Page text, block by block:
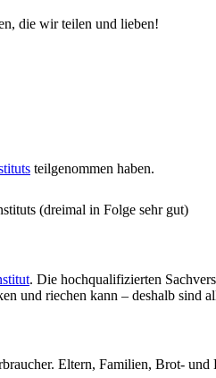
die wir teilen und lieben!
teilgenommen haben.
(dreimal in Folge sehr gut)
. Die hochqualifizierten
und riechen kann – deshalb
Eltern, Familien, Brot-